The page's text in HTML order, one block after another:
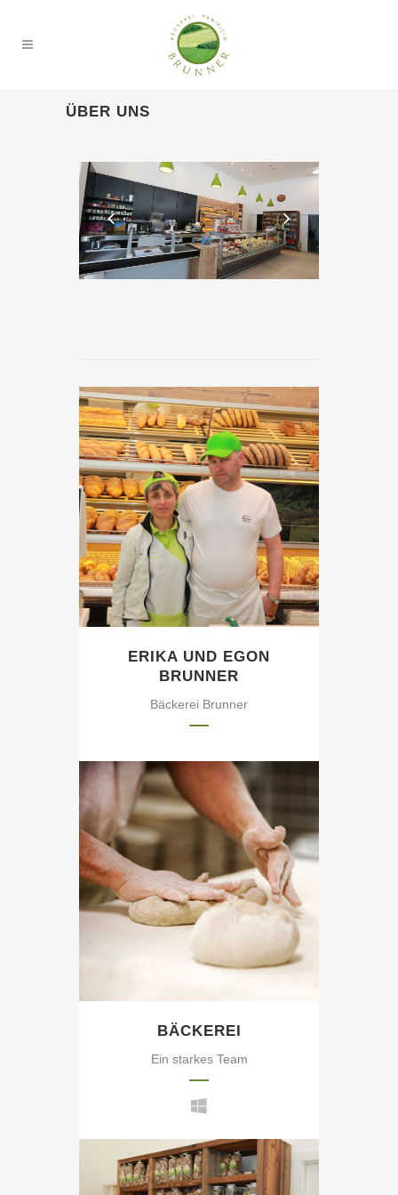
ÜBER UNS
Erika und
Egon Brunner
ERIKA UND EGON
BRUNNER
Bäckerei Brunner
BÄCKEREI
Ein starkes Team